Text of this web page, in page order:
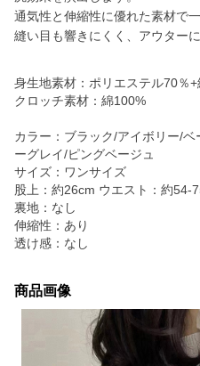
通気性と伸縮性に優れた素材で
縫い目も響きにくく、アウター
身生地素材：ポリエステル70％+
クロッチ素材：綿100%
カラー：ブラック/アイボリー/
ーグレイ/ピングベージュ
サイズ：ワンサイズ
股上：約26cm ウエスト：約
裏地：なし
伸縮性：あり
透け感：なし
商品画像